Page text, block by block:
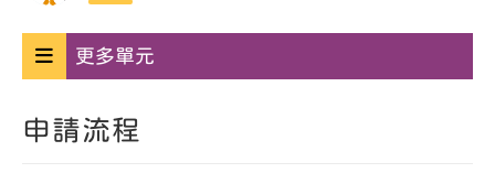
更多單元
申請流程